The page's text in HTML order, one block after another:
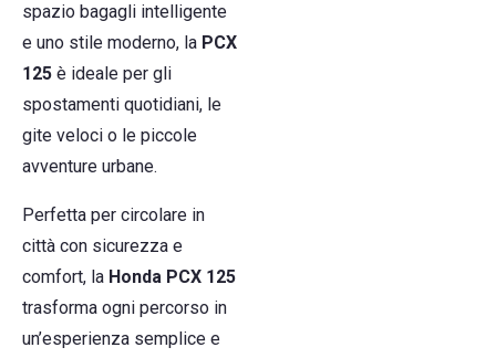
spazio bagagli intelligente
e uno stile moderno, la PCX
125 è ideale per gli
spostamenti quotidiani, le
gite veloci o le piccole
avventure urbane.
Perfetta per circolare in
città con sicurezza e
comfort, la Honda PCX 125
trasforma ogni percorso in
un’esperienza semplice e